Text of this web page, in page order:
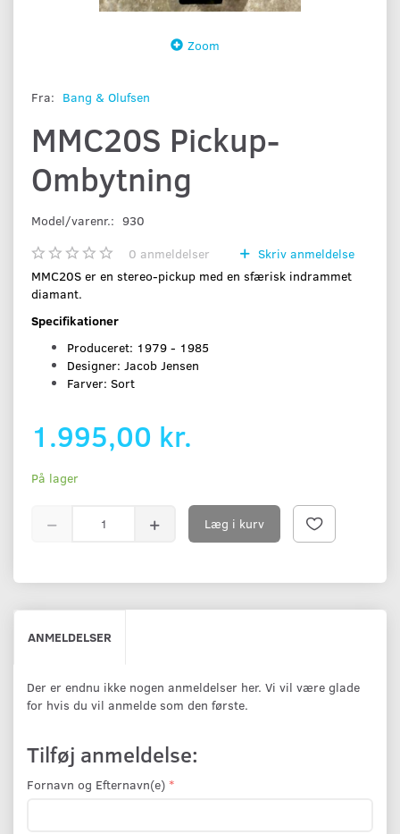
Zoom
Fra: Bang & Olufsen
MMC20S Pickup-
Ombytning
Model/varenr.: 930
0 anmeldelser
Skriv anmeldelse
MMC20S er en stereo-pickup med en sfærisk indrammet
diamant.
Specifikationer
Produceret: 1979 - 1985
Designer: Jacob Jensen
Farver: Sort
1.995,00 kr.
På lager
Læg i kurv
ANMELDELSER
Der er endnu ikke nogen anmeldelser her. Vi vil være glade
for hvis du vil anmelde som den første.
Tilføj anmeldelse:
Fornavn og Efternavn(e)